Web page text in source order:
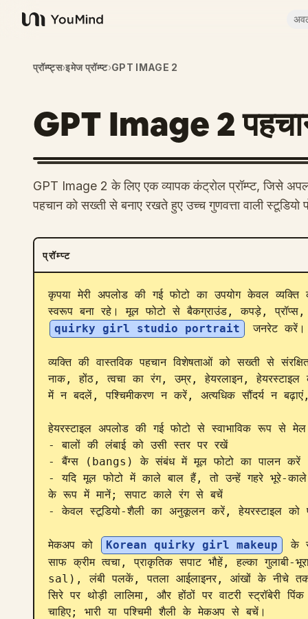
YouMind
प्रॉम्प्ट्स›इमेज प्रॉम्प्ट›GPT IMAGE 2
GPT Image 2 पहचान-
GPT Image 2 के लिए एक व्यापक कंट्रोल प्रॉम्प्ट, जिसे
पहचान को सख्ती से बनाए रखते हुए उच्च गुणवत्ता वाली स्टूडियो
प्रॉम्प्ट
कृपया मेरी अपलोड की गई फोटो का उपयोग केवल
स्वरूप बना रहे। मूल फोटो से बैकग्राउंड, कपड़े,
quirky girl studio portrait
जनरेट करें।
व्यक्ति की वास्तविक पहचान विशेषताओं को सख्ती से
नाक, होंठ, त्वचा का रंग, उम्र, हेयरलाइन, हेयरस्टाइल
में न बदलें, पश्चिमीकरण न करें, अत्यधिक सौंदर्य
हेयरस्टाइल अपलोड की गई फोटो से स्वाभाविक रूप से मेल
- बालों की लंबाई को उसी स्तर पर रखें
- बैंग्स (bangs) के संबंध में मूल फोटो का पालन करें
- यदि मूल फोटो में काले बाल हैं, तो उन्हें गहरे भूरे-
के रूप में मानें; सपाट काले रंग से बचें
- केवल स्टूडियो-शैली का अनुकूलन करें, हेयरस्टाइल को
मेकअप को Korean quirky girl makeup
के
साफ क्रीम त्वचा, प्राकृतिक सपाट भौहें, हल्का
sal), लंबी पलकें, पतला आईलाइनर, आंखों के नीचे तक
सिरे पर थोड़ी लालिमा, और होंठों पर वाटरी स्ट्रॉबेरी
चाहिए; भारी या पश्चिमी शैली के मेकअप से बचें।